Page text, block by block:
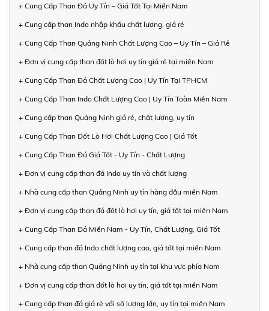
+ Cung Cấp Than Đá Uy Tín – Giá Tốt Tại Miền Nam
+ Cung cấp than Indo nhập khẩu chất lượng, giá rẻ
+ Cung Cấp Than Quảng Ninh Chất Lượng Cao – Uy Tín – Giá Rẻ
+ Đơn vị cung cấp than đốt lò hơi uy tín giá rẻ tại miền Nam
+ Cung Cấp Than Đá Chất Lượng Cao | Uy Tín Tại TPHCM
+ Cung Cấp Than Indo Chất Lượng Cao | Uy Tín Toàn Miền Nam
+ Cung cấp than Quảng Ninh giá rẻ, chất lượng, uy tín
+ Cung Cấp Than Đốt Lò Hơi Chất Lượng Cao | Giá Tốt
+ Cung Cấp Than Đá Giá Tốt - Uy Tín - Chất Lượng
+ Đơn vị cung cấp than đá Indo uy tín và chất lượng
+ Nhà cung cấp than Quảng Ninh uy tín hàng đầu miền Nam
+ Đơn vị cung cấp than đá đốt lò hơi uy tín, giá tốt tại miền Nam
+ Cung Cấp Than Đá Miền Nam - Uy Tín, Chất Lượng, Giá Tốt
+ Cung cấp than đá Indo chất lượng cao, giá tốt tại miền Nam
+ Nhà cung cấp than Quảng Ninh uy tín tại khu vực phía Nam
+ Đơn vị cung cấp than đốt lò hơi uy tín, giá tốt tại miền Nam
+ Cung cấp than đá giá rẻ với số lượng lớn, uy tín tại miền Nam